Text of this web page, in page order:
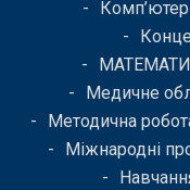
Медичне
Методична
Міжнародні